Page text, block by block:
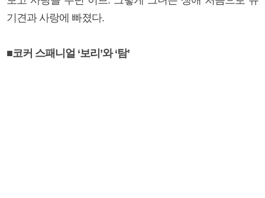
기견과 사랑에 빠졌다.
■코커 스패니얼 ‘보리’와 ‘탐’